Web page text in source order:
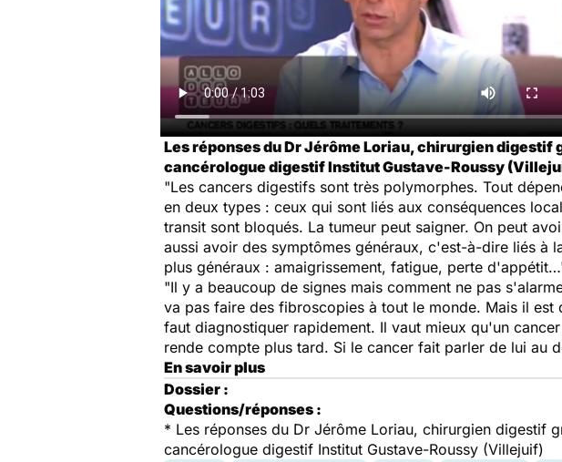
Les réponses du Dr Jérôme Loriau, chirurgien
cancérologue digestif Institut Gustave-Roussy
"Les cancers digestifs sont très polymorphes. Tout
en deux types : ceux qui sont liés aux conséquences
transit sont bloqués. La tumeur peut saigner. On peut
aussi avoir des symptômes généraux, c'est-à-dire liés à
plus généraux : amaigrissement, fatigue, perte
"Il y a beaucoup de signes mais comment ne pas
va pas faire des fibroscopies à tout le monde. Mais il
faut diagnostiquer rapidement. Il vaut mieux qu'un
rende compte plus tard. Si le cancer fait parler de lui
En savoir plus
Dossier :
Questions/réponses :
* Les réponses du Dr Jérôme Loriau, chirurgien digestif
cancérologue digestif Institut Gustave-Roussy (Villejuif)